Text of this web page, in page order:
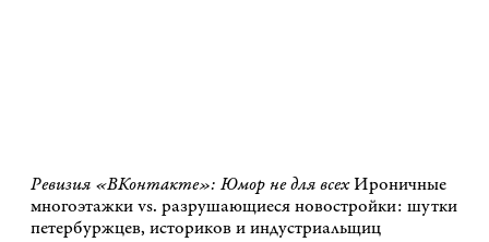
Ревизия «ВКонтакте»: Юмор не для всехИроничные
многоэтажки vs. разрушающиеся новостройки: шутки
петербуржцев, историков и индустриальщиц